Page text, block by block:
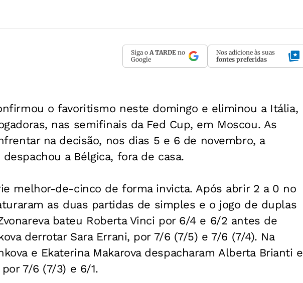
Siga o A TARDE no
Google
Nos adicione às suas
fontes preferidas
o favoritismo neste domingo e eliminou a Itália,
nas semifinais da Fed Cup, em Moscou. As
na decisão, nos dias 5 e 6 de novembro, a
a Bélgica, fora de casa.
melhor-de-cinco de forma invicta. Após abrir 2 a 0 no
as duas partidas de simples e o jogo de duplas
bateu Roberta Vinci por 6/4 e 6/2 antes de
derrotar Sara Errani, por 7/6 (7/5) e 7/6 (7/4). Na
e Ekaterina Makarova despacharam Alberta Brianti e
7/6 (7/3) e 6/1.